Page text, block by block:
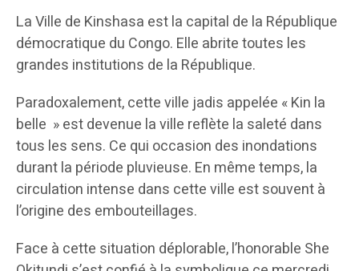
La Ville de Kinshasa est la capital de la République
démocratique du Congo. Elle abrite toutes les
grandes institutions de la République.
Paradoxalement, cette ville jadis appelée « Kin la
belle » est devenue la ville reflète la saleté dans
tous les sens. Ce qui occasion des inondations
durant la période pluvieuse. En même temps, la
circulation intense dans cette ville est souvent à
l’origine des embouteillages.
Face à cette situation déplorable, l’honorable She